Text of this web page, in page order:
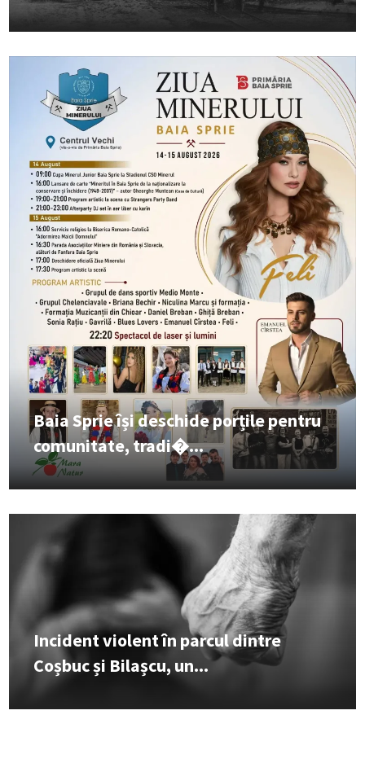
Baia Sprie își deschide porțile pentru
comunitate, tradi�...
Incident violent în parcul dintre
Coșbuc și Bilașcu, un...